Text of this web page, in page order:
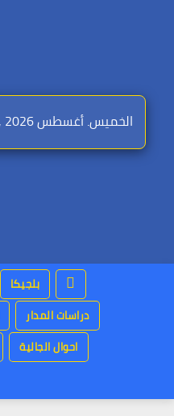
الخميس. أغسطس 6th, 2026
بلجيكا
دراسات المدار
احوال الجالية